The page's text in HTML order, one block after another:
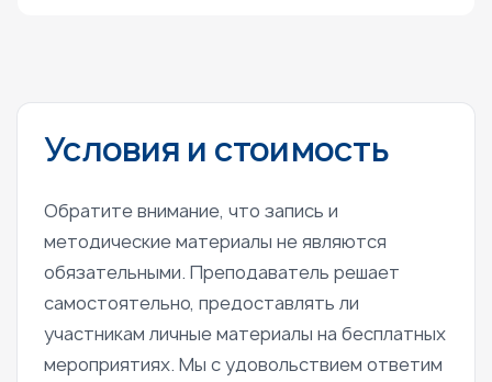
Условия и стоимость
Обратите внимание, что запись и
методические материалы не являются
обязательными. Преподаватель решает
самостоятельно, предоставлять ли
участникам личные материалы на бесплатных
мероприятиях. Мы с удовольствием ответим